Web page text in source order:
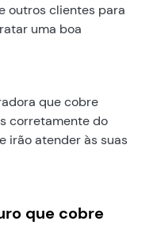
outros clientes para
uma boa
que cobre
corretamente do
irão atender às suas
que cobre